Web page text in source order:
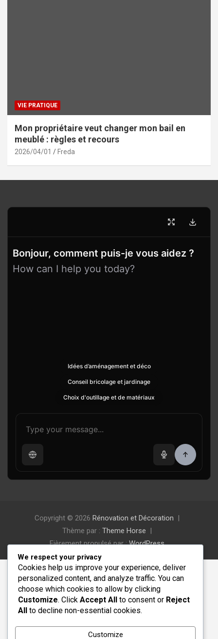
VIE PRATIQUE
Mon propriétaire veut changer mon bail en
meublé : règles et recours
2026/04/01 Freda
Bonjour, comment puis-je vous aidez ?
How can I help you today?
Idées d’aménagement et déco
Conseil bricolage et jardinage
Choix d'outillage et de matériaux
Copyright © 2026 Rénovation et Décoration
Thème par : Theme Horse
Fièrement propulsé par :WordPress
We respect your privacy
Cookies help us improve your experience, deliver
personalized content, and analyze traffic. You can
choose which cookies to allow by clicking
Customize. Click Accept All to consent or Reject
All to decline non-essential cookies.
Customize